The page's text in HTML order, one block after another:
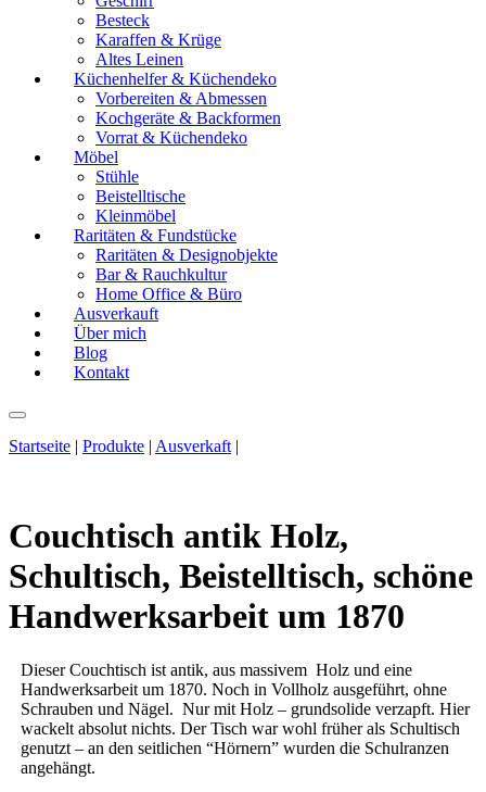
Besteck
Karaffen & Krüge
Altes Leinen
Küchenhelfer & Küchendeko
Vorbereiten & Abmessen
Kochgeräte & Backformen
Vorrat & Küchendeko
Möbel
Stühle
Beistelltische
Kleinmöbel
Raritäten & Fundstücke
Raritäten & Designobjekte
Bar & Rauchkultur
Home Office & Büro
Ausverkauft
Über mich
Blog
Kontakt
Startseite | Produkte | Ausverkaft |
Couchtisch antik Holz,
Schultisch, Beistelltisch, schöne
Handwerksarbeit um 1870
Dieser Couchtisch ist antik, aus massivem Holz und eine
Handwerksarbeit um 1870. Noch in Vollholz ausgeführt, ohne
Schrauben und Nägel. Nur mit Holz – grundsolide verzapft. Hier
wackelt absolut nichts. Der Tisch war wohl früher als Schultisch
genutzt – an den seitlichen “Hörnern” wurden die Schulranzen
angehängt.